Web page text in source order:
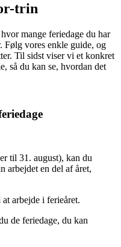
trin
mange feriedage du har
Følg vores enkle guide, og
Til sidst viser vi et konkret
så du kan se, hvordan det
til 31. august), kan du
arbejdet en del af året,
arbejde i ferieåret.
de feriedage, du kan